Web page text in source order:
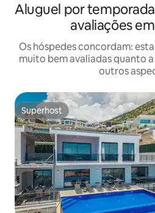
Aluguel por
avaliações
Os hóspedes concordam:
muito bem avaliadas quanto
outros
Superhost
Superhost